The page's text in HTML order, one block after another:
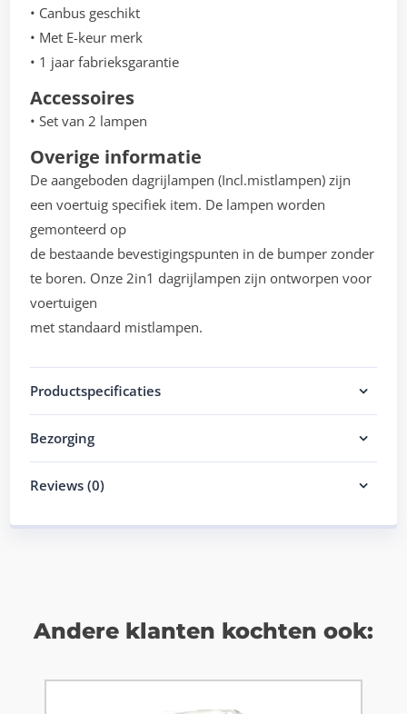
• Canbus geschikt
• Met E-keur merk
• 1 jaar fabrieksgarantie
Accessoires
• Set van 2 lampen
Overige informatie
De aangeboden dagrijlampen (Incl.mistlampen) zijn
een voertuig specifiek item. De lampen worden
gemonteerd op
de bestaande bevestigingspunten in de bumper zonder
te boren. Onze 2in1 dagrijlampen zijn ontworpen voor
voertuigen
met standaard mistlampen.
Productspecificaties
Bezorging
Reviews (0)
Andere klanten kochten ook: